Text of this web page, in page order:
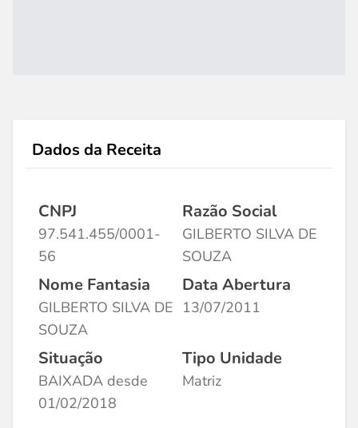
Dados da Receita
CNPJ
97.541.455/0001-
56
Razão Social
GILBERTO SILVA DE
SOUZA
Nome Fantasia
GILBERTO SILVA DE
SOUZA
Data Abertura
13/07/2011
Situação
BAIXADA desde
01/02/2018
Tipo Unidade
Matriz